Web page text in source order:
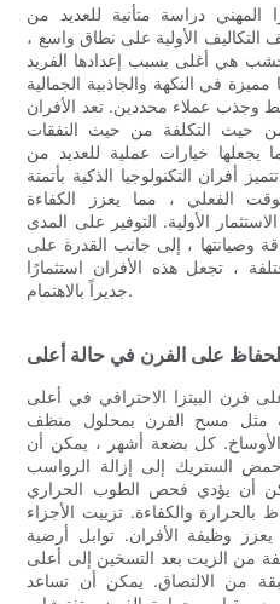
المهني دراسة متأنية للعديد من
التكاليف الأولية على نطاق واسع ،
هي أغلى بسبب إعدادها الفريد
مميزة في النكهة والجاذبية الجمالية
وجذب عملاء محددين. تعد الأفران
من حيث التكلفة من حيث النفقات
يجعلها خيارات عملية للعديد من
أفران التكنولوجيا الذكية بأتمتة
الفعلي ، مما يعزز الكفاءة
الأولية. التوفير على المدى
وصيانتها ، إلى جانب القدرة على
، تجعل هذه الأفران استثمارًا
جديراً بالاهتمام.
على الفرن في حالة أعلى
فرن البيتزا الاحترافي في أعلى
مثل مسح الفرن بمحلول منظف
الأوساخ. كل بضعة أشهر ، يمكن أن
الستريك إلى إزالة الرواسب
أن يؤدي فحص الطوب الحراري
بالحرارة والكفاءة. تزييت الأجزاء
يعزز وظيفة الأفران. توابل أرضية
من الزيت بعد التسخين إلى أعلى
من الالتصاق. يمكن أن تساعد